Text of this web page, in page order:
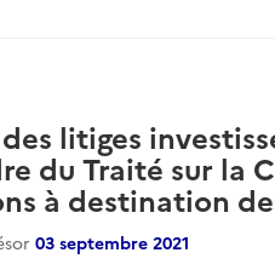
litiges
du Traité sur la
à destination
03 septembre 2021